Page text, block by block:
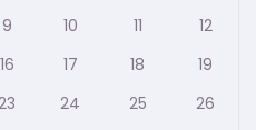
9 10 11
12
16 17 18
19
24 25
26